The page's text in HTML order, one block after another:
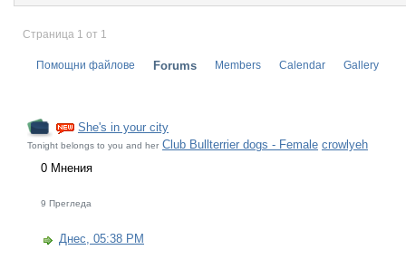
Страница 1 от 1
Помощни файлове Forums Members Calendar Gallery
She's in your city
Tonight belongs to you and her Club Bullterrier dogs - Female crowlyeh
0 Мнения
9 Прегледа
Днес, 05:38 PM